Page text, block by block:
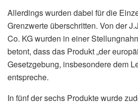
Allerdings wurden dabei für die
Grenzwerte überschritten. Von der
Co. KG wurden in einer
betont, dass das Produkt „der
Gesetzgebung, insbesondere dem
entspreche.
In fünf der sechs Produkte wurde